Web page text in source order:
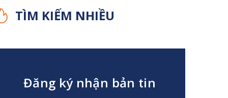
TÌM KIẾM NHIỀU
Đăng ký nhận bản tin